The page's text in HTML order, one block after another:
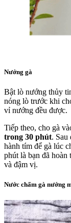
Nướng gà
Bật lò nướng thủy
nóng lò trước khi
vỉ nướng đều được.
Tiếp theo, cho gà
trong 30 phút. Sau
hành tím để gà lúc
phút là bạn đã
và đậm vị.
Nước chấm gà nướng